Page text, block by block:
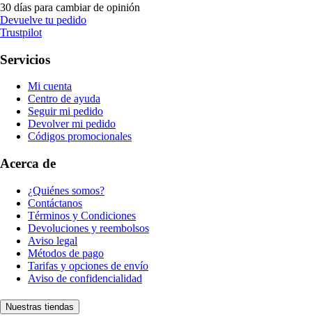
30 días para cambiar de opinión
Devuelve tu pedido
Trustpilot
Servicios
Mi cuenta
Centro de ayuda
Seguir mi pedido
Devolver mi pedido
Códigos promocionales
Acerca de
¿Quiénes somos?
Contáctanos
Términos y Condiciones
Devoluciones y reembolsos
Aviso legal
Métodos de pago
Tarifas y opciones de envío
Aviso de confidencialidad
Nuestras tiendas